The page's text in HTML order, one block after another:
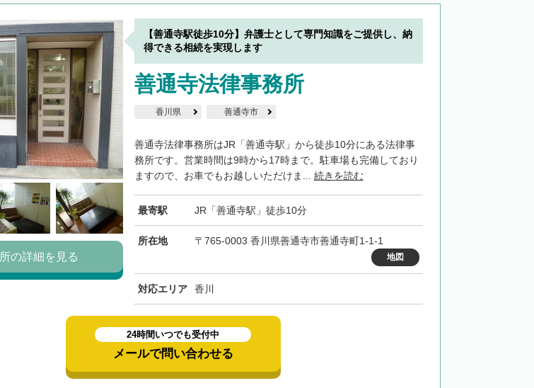
【善通寺駅徒歩10分】弁護士として専門知識をご提供し、納
得できる相続を実現します
善通寺法律事務所
香川県 善通寺市
善通寺法律事務所はJR「善通寺駅」から徒歩10分にある法律事
務所です。営業時間は9時から17時まで。駐車場も完備しており
ますので、お車でもお越しいただけま... 続きを読む
最寄駅 JR「善通寺駅」徒歩10分
所在地 〒765-0003 香川県善通寺市善通寺町1-1-1
地図
対応エリア 香川
の詳細を見る
24時間いつでも受付中
メールで問い合わせる